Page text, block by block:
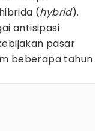
(hybrid).
antisipasi
pasar
beberapa tahun